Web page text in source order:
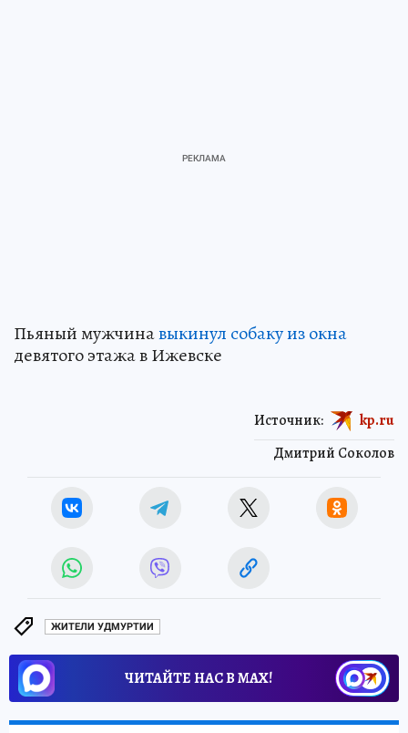
Пьяный мужчинавыкинул собаку из окна
девятого этажа в Ижевске
Дмитрий Соколов
Источник: kp.ru
ЖИТЕЛИ УДМУРТИИ
ЧИТАЙТЕ НАС В МАХ!